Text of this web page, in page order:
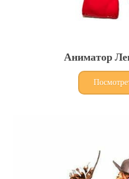
Аниматор